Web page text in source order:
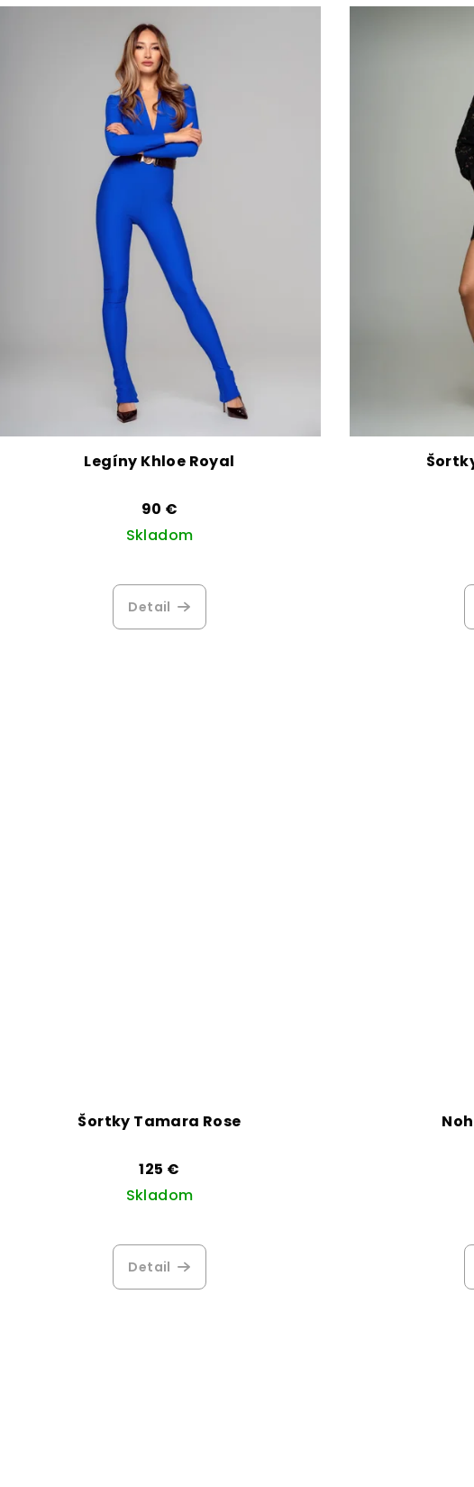
Legíny Khloe Royal
90 €
Skladom
Detail
Šortky Tamara Rose
125 €
Skladom
Detail